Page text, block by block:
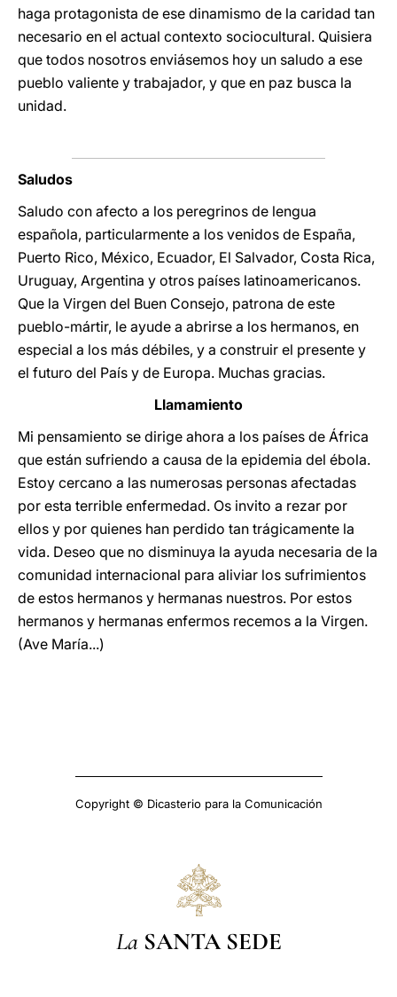
haga protagonista de ese dinamismo de la caridad tan
necesario en el actual contexto sociocultural. Quisiera
que todos nosotros enviásemos hoy un saludo a ese
pueblo valiente y trabajador, y que en paz busca la
unidad.
Saludos
Saludo con afecto a los peregrinos de lengua
española, particularmente a los venidos de España,
Puerto Rico, México, Ecuador, El Salvador, Costa Rica,
Uruguay, Argentina y otros países latinoamericanos.
Que la Virgen del Buen Consejo, patrona de este
pueblo-mártir, le ayude a abrirse a los hermanos, en
especial a los más débiles, y a construir el presente y
el futuro del País y de Europa. Muchas gracias.
Llamamiento
Mi pensamiento se dirige ahora a los países de África
que están sufriendo a causa de la epidemia del ébola.
Estoy cercano a las numerosas personas afectadas
por esta terrible enfermedad. Os invito a rezar por
ellos y por quienes han perdido tan trágicamente la
vida. Deseo que no disminuya la ayuda necesaria de la
comunidad internacional para aliviar los sufrimientos
de estos hermanos y hermanas nuestros. Por estos
hermanos y hermanas enfermos recemos a la Virgen.
(Ave María...)
Copyright © Dicasterio para la Comunicación
La SANTA SEDE